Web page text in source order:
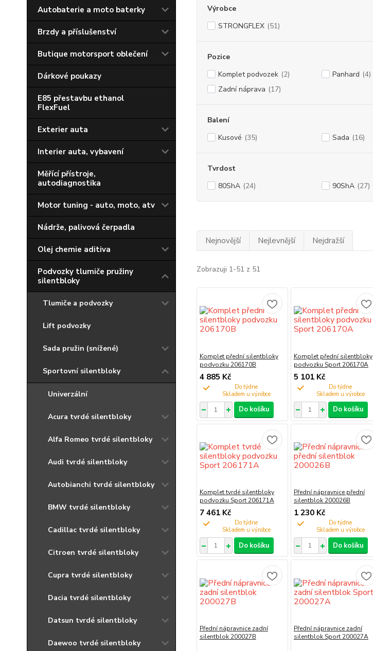
Autobaterie a moto baterky
Brzdy a příslušenství
Butique motorsport oblečení
Dárkové poukazy
E85 přestavbu ethanol
FlexFuel
Exterier auta
Interier auta, vybavení
Měřící přístroje,
autodiagnostika
Motor tuning - auto, moto, atv
Nádrže, palivová čerpadla
Olej chemie aditiva
Podvozky tlumiče pružiny
silentbloky
Tlumiče a podvozky
Lift podvozky
Sada pružin (snížené)
Sportovní silentbloky
Univerzální
Acura tvrdé silentbloky
Alfa Romeo tvrdé silentbloky
Audi tvrdé silentbloky
Autobianchi tvrdé silentbloky
BMW tvrdé silentbloky
Cadillac tvrdé silentbloky
Citroen tvrdé silentbloky
Cupra tvrdé silentbloky
Dacia tvrdé silentbloky
Datsun tvrdé silentbloky
Daewoo tvrdé silentbloky
Výrobce
STRONGFLEX (51)
Pozice
Komplet podvozek (2) Panhard (4)
Zadní náprava (17)
Balení
Kusové (35) Sada (16)
Tvrdost
80ShA (24) 90ShA (27)
Nejnovější Nejlevnější Nejdražší
Zobrazuji 1-51 z 51
Komplet přední silentbloky
podvozku 206170B
4 885 Kč
Do týdne
Do košíku
Komplet přední silentbloky
podvozku Sport 206170A
5 101 Kč
Do týdne
Do košíku
Komplet tvrdé silentbloky
podvozku Sport 206171A
7 461 Kč
Do týdne
Do košíku
Přední nápravnice přední
silentblok 200026B
1 230 Kč
Do týdne
Do košíku
Přední nápravnice zadní
silentblok 200027B
Přední nápravnice zadní
silentblok Sport 200027A